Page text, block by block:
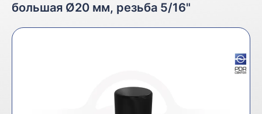
большая Ø20 мм, резьба 5/16"